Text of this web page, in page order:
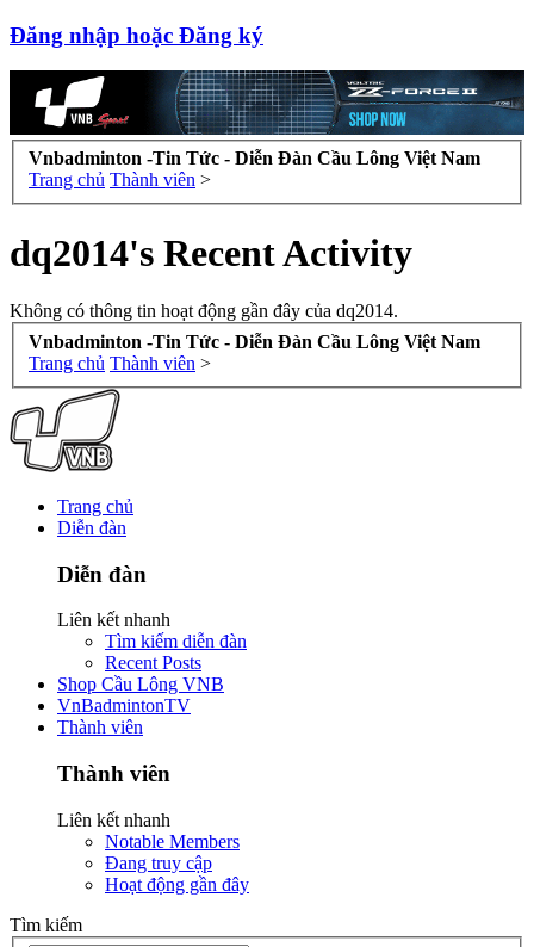
Đăng nhập hoặc Đăng ký
Vnbadminton -Tin Tức - Diễn Đàn Cầu Lông Việt Nam
Trang chủ Thành viên >
dq2014's Recent Activity
Không có thông tin hoạt động gần đây của dq2014.
Vnbadminton -Tin Tức - Diễn Đàn Cầu Lông Việt Nam
Trang chủ Thành viên >
Trang chủ
Diễn đàn
Diễn đàn
Liên kết nhanh
Tìm kiếm diễn đàn
Recent Posts
Shop Cầu Lông VNB
VnBadmintonTV
Thành viên
Thành viên
Liên kết nhanh
Notable Members
Đang truy cập
Hoạt động gần đây
Tìm kiếm